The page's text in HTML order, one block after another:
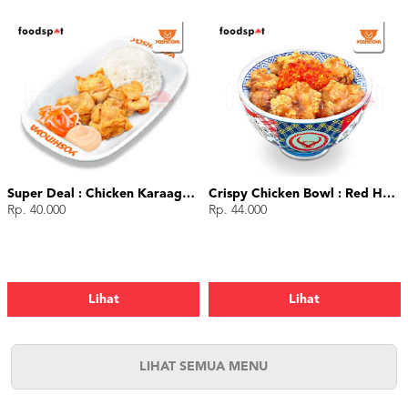
Super Deal : Chicken Karaage (4 pcs)
Rp. 40.000
Lihat
Crispy Chicken Bowl : Red Hot Chili
Rp. 44.000
Lihat
LIHAT SEMUA MENU